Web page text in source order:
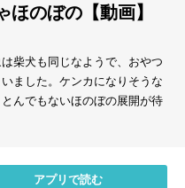
ほのぼの【動画】
柴犬も同じなようで、おやつ
ました。ケンカになりそうな
んでもないほのぼの展開が待
アプリで読む